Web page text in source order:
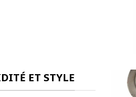
ET STYLE